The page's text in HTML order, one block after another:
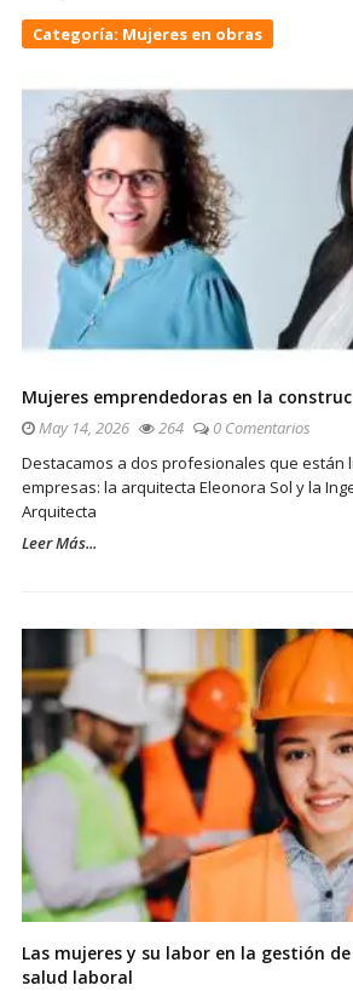
Categoría: Mujeres en obras
Mujeres emprendedoras en la
May 14, 2026 264
0 Comentarios
Destacamos a dos profesionales que están
empresas: la arquitecta Eleonora Sol y la
Arquitecta
Leer Más...
Las mujeres y su labor en la gestión
salud laboral